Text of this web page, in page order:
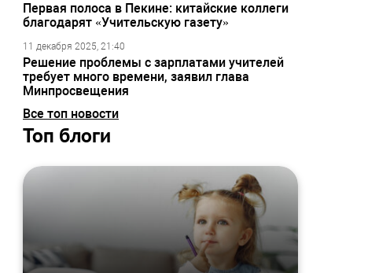
Первая полоса в Пекине: китайские коллеги
благодарят «Учительскую газету»
11 декабря 2025, 21:40
Решение проблемы с зарплатами учителей
требует много времени, заявил глава
Минпросвещения
Все топ новости
Топ блоги